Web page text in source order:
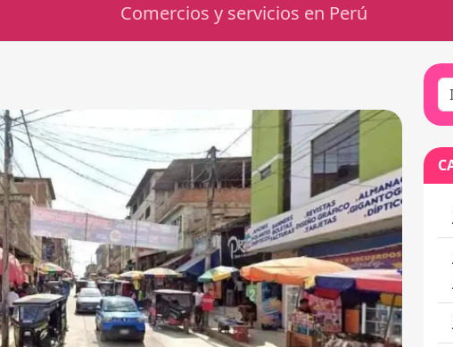
Comercios y servicios en Perú